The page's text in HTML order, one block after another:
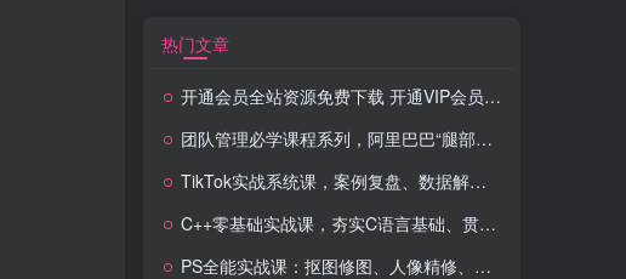
热门文章
开通会员全站资源免费下载 开通VIP会员 HY资源库
团队管理必学课程系列，阿里巴巴“腿部三板斧”
TikTok实战系统课，案例复盘、数据解析、运营执行，从0到1构建千万级电商体系（更新）
C++零基础实战课，夯实C语言基础、贯穿游戏项目、掌握开发思维，学成可挑战月薪15K+岗位
PS全能实战课：抠图修图、人像精修、电商美工，0基础变身设计达人